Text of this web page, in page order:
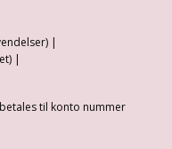
|
|
til konto nummer